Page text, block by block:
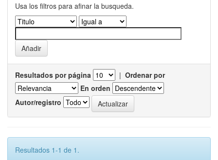
Usa los filtros para afinar la busqueda.
Resultados por página | Ordenar por
En orden
Autor/registro
Resultados 1-1 de 1.